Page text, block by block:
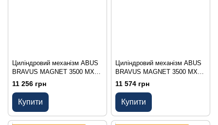
Циліндровий механізм ABUS
BRAVUS MAGNET 3500 MX
45/70 - ключ/тумблер
11 256 грн
Купити
Циліндровий механізм ABUS
BRAVUS MAGNET 3500 MX
45/75 - ключ/тумблер
11 574 грн
Купити